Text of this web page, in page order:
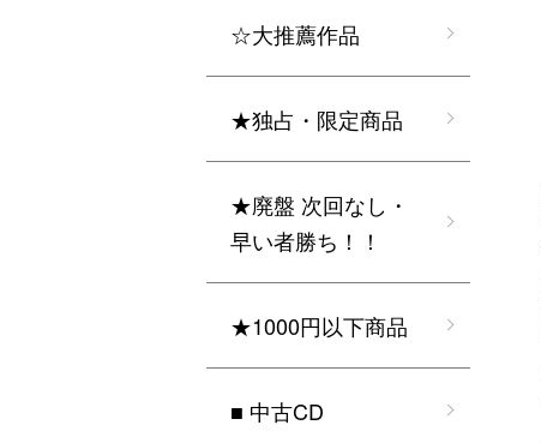
☆大推薦作品
★独占・限定商品
★廃盤 次回なし・
早い者勝ち！！
★1000円以下商品
■ 中古CD